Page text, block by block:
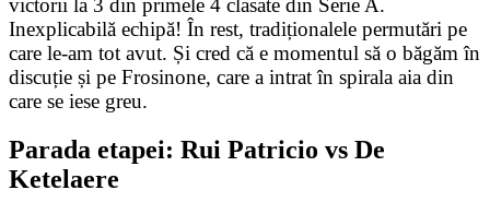
victorii la 3 din primele 4 clasate din Serie A.
Inexplicabilă echipă! În rest, tradiționalele permutări pe
care le-am tot avut. Și cred că e momentul să o băgăm în
discuție și pe Frosinone, care a intrat în spirala aia din
care se iese greu.
Parada etapei: Rui Patricio vs De
Ketelaere